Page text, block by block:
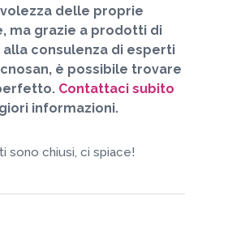
delle proprie
ma grazie a prodotti di
alla consulenza di esperti
è possibile trovare
Contattaci subito
informazioni.
sono chiusi, ci spiace!